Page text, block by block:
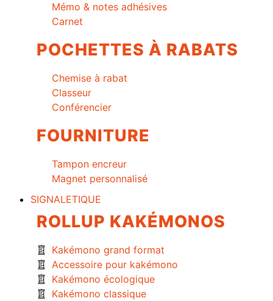
Mémo & notes adhésives
Carnet
POCHETTES À RABATS
Chemise à rabat
Classeur
Conférencier
FOURNITURE
Tampon encreur
Magnet personnalisé
SIGNALETIQUE
ROLLUP KAKÉMONOS
Kakémono grand format
Accessoire pour kakémono
Kakémono écologique
Kakémono classique